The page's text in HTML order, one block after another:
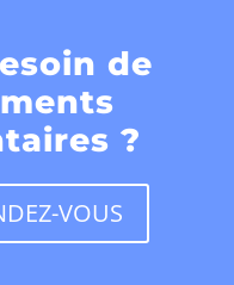
de
?
VOUS